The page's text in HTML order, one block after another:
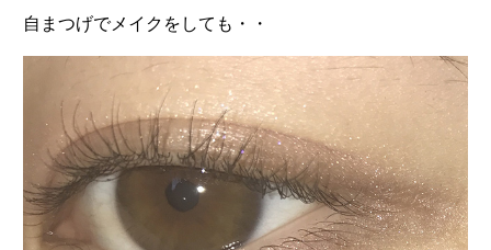
自まつげでメイクをしても・・